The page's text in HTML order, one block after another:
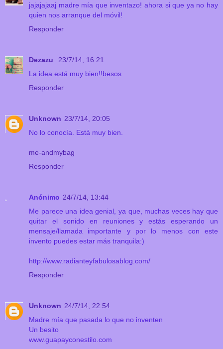
jajajajaaj madre mía que inventazo! ahora si que ya no hay
quien nos arranque del móvil!
Responder
Dezazu
23/7/14, 16:21
La idea está muy bien!!besos
Responder
Unknown 23/7/14, 20:05
No lo conocía. Está muy bien.
me-andmybag
Responder
Anónimo 24/7/14, 13:44
Me parece una idea genial, ya que, muchas veces hay que
quitar el sonido en reuniones y estás esperando un
mensaje/llamada importante y por lo menos con este
invento puedes estar más tranquila:)
http://www.radianteyfabulosablog.com/
Responder
Unknown 24/7/14, 22:54
Madre mía que pasada lo que no inventen
Un besito
www.guapayconestilo.com